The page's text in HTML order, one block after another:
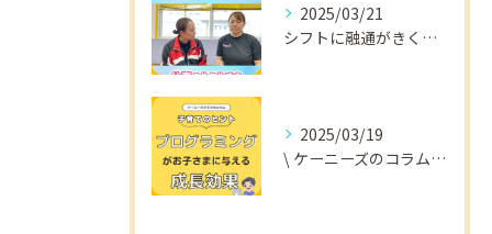
2025/03/21
シフトに融通がきくから
2025/03/19
\ ケーニーズのコラム📚/